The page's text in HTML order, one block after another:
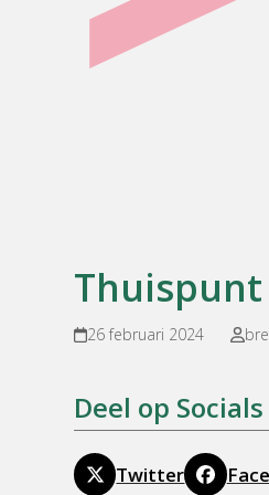
26 februari 2024
Deel op Socials
Twitter